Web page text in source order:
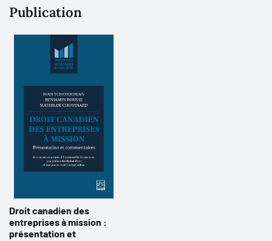
Publication
Droit canadien des
entreprises à mission :
présentation et